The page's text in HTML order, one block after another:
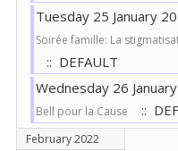
Tuesday 25 January
Soirée famille: La
:: DEFAULT
Wednesday 26
Bell pour la Cause ::
February 2022